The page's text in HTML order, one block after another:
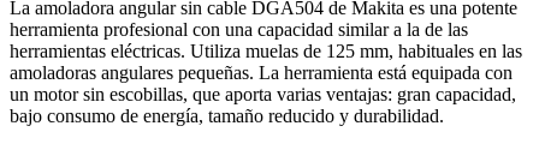
La amoladora angular sin cable DGA504 de Makita es una potente
herramienta profesional con una capacidad similar a la de las
herramientas eléctricas. Utiliza muelas de 125 mm, habituales en las
amoladoras angulares pequeñas. La herramienta está equipada con
un motor sin escobillas, que aporta varias ventajas: gran capacidad,
bajo consumo de energía, tamaño reducido y durabilidad.